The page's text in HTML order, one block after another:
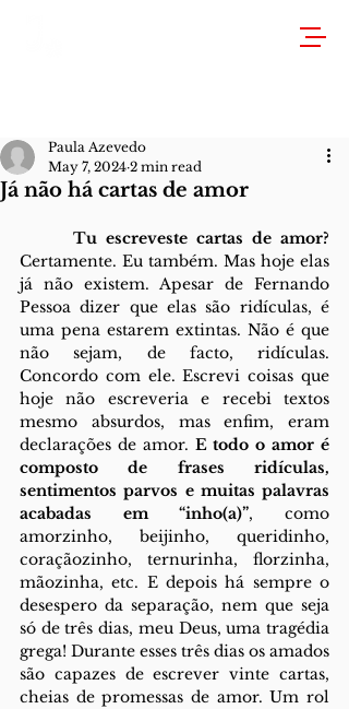
Já não há cartas de amor
Paula Azevedo
May 7, 2024 2 min read
Certamente. Eu também. Mas hoje elas
já não existem. Apesar de Fernando
Pessoa dizer que elas são ridículas, é
uma pena estarem extintas. Não é que
não sejam, de facto, ridículas.
Concordo com ele. Escrevi coisas que
hoje não escreveria e recebi textos
mesmo absurdos, mas enfim, eram
declarações de amor. E todo o amor é
composto de frases ridículas,
sentimentos parvos e muitas palavras
acabadas em “inho(a)”, como
amorzinho, beijinho, queridinho,
coraçãozinho, ternurinha, florzinha,
mãozinha, etc. E depois há sempre o
desespero da separação, nem que seja
só de três dias, meu Deus, uma tragédia
grega! Durante esses três dias os amados
são capazes de escrever vinte cartas,
cheias de promessas de amor. Um rol